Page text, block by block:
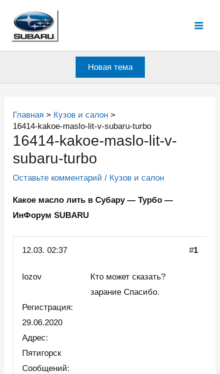
содержимому
Новая тема
Главная
Кузов и салон
16414-kakoe-maslo-lit-v-subaru-turbo
16414-kakoe-maslo-lit-v-
subaru-turbo
Оставьте комментарий / Кузов и салон
Какое масло лить в Субару — Турбо —
ИнФорум SUBARU
12.03. 02:37 #1
lozov
Регистрация:
29.06.2020
Адрес:
Пятигорск
Сообщений:
Кто может сказать?
зарание Спасибо.